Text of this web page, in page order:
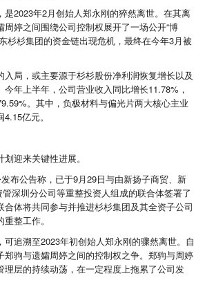
是2023年2月创始人郑永刚的猝然离世。在其离
婷之间围绕公司控制权展开了一场公开“博
杉杉集团的资金链出现危机，最终在今年3月被
入局，或主要源于杉杉股份净利润恢复增长以及
年上半年，公司营业收入同比增长11.78%，
。其中，负极材料与偏光片两大核心主业
亿元。
迎来关键性进展。
布公告称，已于9月29日与由新扬子商贸、新
深圳分公司等重整投资人组成的联合体签署了
合体将共同参与并推进杉杉集团及其全资子公司
整工作。
追溯至2023年初创始人郑永刚的骤然离世。自
郑驹与遗孀周婷之间的控制权之争。郑驹与周婷
理层的持续动荡，在一定程度上拖累了公司发